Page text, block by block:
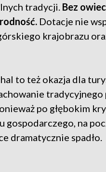
tradycji. Bez
Dotacje nie
krajobrazu
to też okazja dla
tradycyjnego
po głębokim
gospodarczego, na
dramatycznie spadło.